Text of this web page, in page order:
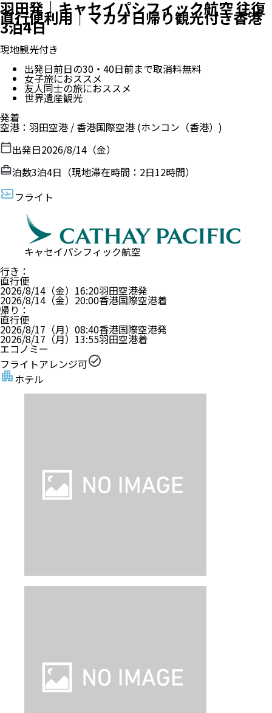
羽田発｜キャセイパシフィック航空 往復
直行便利用｜マカオ日帰り観光付き香港
3泊4日
現地観光付き
出発日前日の30・40日前まで取消料無料
女子旅におススメ
友人同士の旅におススメ
世界遺産観光
発着
空港 ： 羽田空港 / 香港国際空港 (ホンコン（香港）)
出発日2026/8/14（金）
泊数3泊4日（現地滞在時間： 2日12時間）
フライト
キャセイパシフィック航空
行き ：
直行便
2026/8/14（金） 16:20羽田空港発
2026/8/14（金） 20:00香港国際空港着
帰り ：
直行便
2026/8/17（月） 08:40香港国際空港発
2026/8/17（月） 13:55羽田空港着
エコノミー
フライトアレンジ可
ホテル